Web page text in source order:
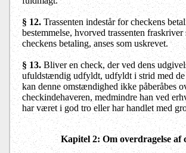
§ 12. Trassenten indestår for checkens
bestemmelse, hvorved trassenten
checkens betaling, anses som uskrevet.
§ 13.Bliver en check, der ved dens
ufuldstændig udfyldt, udfyldt i strid med de
kan denne omstændighed ikke påberåbes
checkindehaveren, medmindre han ved
har været i god tro eller har handlet med
Kapitel 2: Om overdragelse af